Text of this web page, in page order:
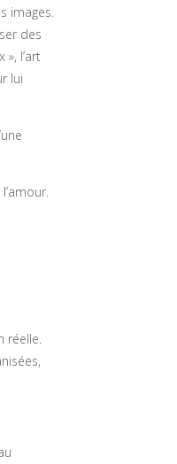
images.
des
l’art
lui
réelle.